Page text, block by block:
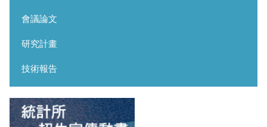
會議論文
研究計畫
技術報告